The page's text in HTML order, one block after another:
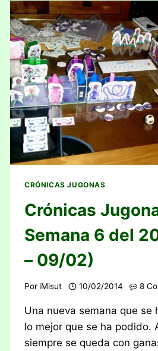
2014
(10/02
–
16/02)
CRÓNICAS JUGONAS
Crónicas
Semana 6 del
– 09/02)
Por iMisut 10/02/2014 8
Una nueva semana que se
lo mejor que se ha podido.
siempre se queda con